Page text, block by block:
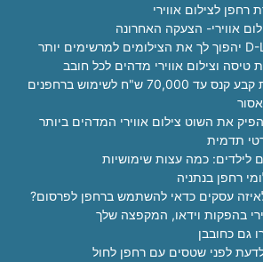
אווירי- הצעקה האחרונה
טיסה וצילום אווירי מדהים לכל חובב
משרד התקשורת קבע קנס עד 70,000 ש"ח לשימוש ברחפנים
תדמית
לילדים: כמה עצות שימושיות
עסקים כדאי להשתמש ברחפן לפרסום?
בהפקות וידאו, המקפצה שלך
גם כחובבן
לפני שטסים עם רחפן לחול